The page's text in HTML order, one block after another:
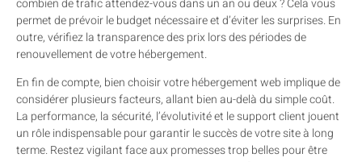
combien de trafic attendez-vous dans un an ou deux ? Cela vous
permet de prévoir le budget nécessaire et d’éviter les surprises. En
outre, vérifiez la transparence des prix lors des périodes de
renouvellement de votre hébergement.
En fin de compte, bien choisir votre hébergement web implique de
considérer plusieurs facteurs, allant bien au-delà du simple coût.
La performance, la sécurité, l’évolutivité et le support client jouent
un rôle indispensable pour garantir le succès de votre site à long
terme. Restez vigilant face aux promesses trop belles pour être